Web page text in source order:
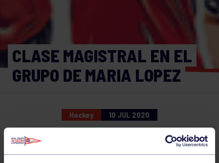
CLASE MAGISTRAL EN EL
GRUPO DE MARIA LOPEZ
Hockey 10 JUL 2020